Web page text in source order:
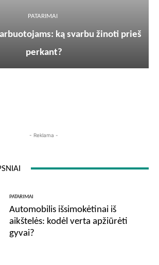
PATARIMAI
ką svarbu žinoti prieš
perkant?
- Reklama -
PATARIMAI
Automobilis išsimokėtinai iš
aikštelės: kodėl verta apžiūrėti
gyvai?